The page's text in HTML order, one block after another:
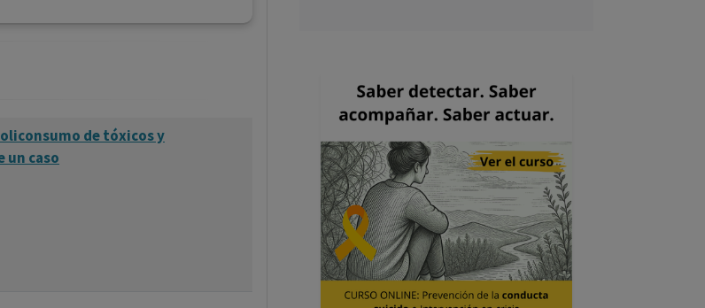
de tóxicos y
caso